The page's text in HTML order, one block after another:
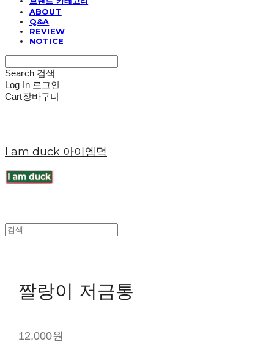
ABOUT
Q&A
REVIEW
NOTICE
Search 검색
Log In 로그인
Cart장바구니
I am duck 아이엠덕
짤랑이 저금통
12,000원